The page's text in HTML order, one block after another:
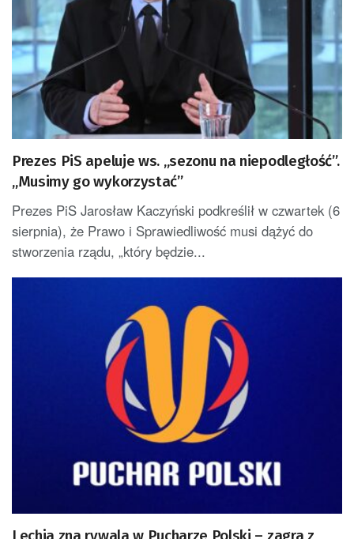
Prezes PiS apeluje ws. „sezonu na niepodległość”.
„Musimy go wykorzystać”
Prezes PiS Jarosław Kaczyński podkreślił w czwartek (6
sierpnia), że Prawo i Sprawiedliwość musi dążyć do
stworzenia rządu, „który będzie...